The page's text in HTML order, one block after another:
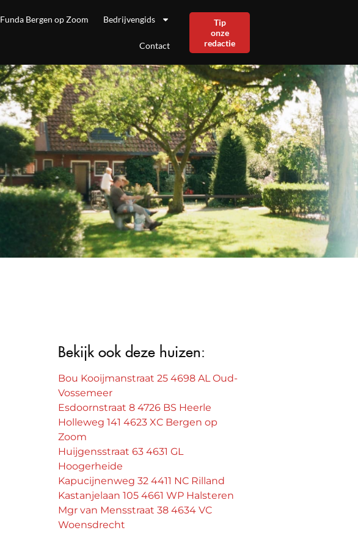
Funda Bergen op Zoom Bedrijvengids
Contact
Tip
onze
redactie
Bekijk ook deze huizen:
Bou Kooijmanstraat 25 4698 AL Oud-
Vossemeer
Esdoornstraat 8 4726 BS Heerle
Holleweg 141 4623 XC Bergen op
Zoom
Huijgensstraat 63 4631 GL
Hoogerheide
Kapucijnenweg 32 4411 NC Rilland
Kastanjelaan 105 4661 WP Halsteren
Mgr van Mensstraat 38 4634 VC
Woensdrecht